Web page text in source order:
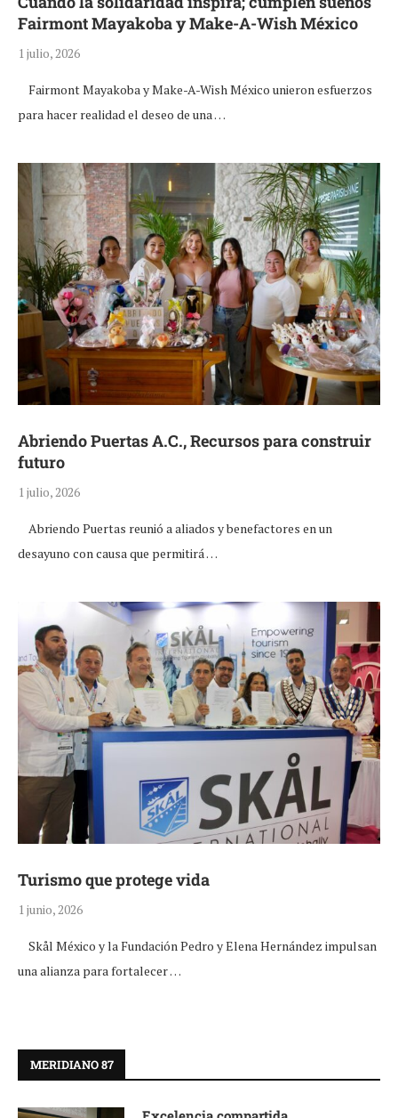
Fairmont Mayakoba y Make-A-Wish México
1 julio, 2026
Fairmont Mayakoba y Make-A-Wish México unieron esfuerzos
para hacer realidad el deseo de una …
Abriendo Puertas A.C., Recursos para construir
futuro
1 julio, 2026
Abriendo Puertas reunió a aliados y benefactores en un
desayuno con causa que permitirá …
Turismo que protege vida
1 junio, 2026
Skål México y la Fundación Pedro y Elena Hernández impulsan
una alianza para fortalecer …
MERIDIANO 87